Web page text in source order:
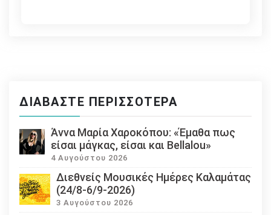
ΔΙΑΒΆΣΤΕ ΠΕΡΙΣΣΌΤΕΡΑ
Άννα Μαρία Χαροκόπου: «Έμαθα πως
είσαι μάγκας, είσαι και Bellalou»
4 Αυγούστου 2026
Διεθνείς Μουσικές Ημέρες Καλαμάτας
(24/8-6/9-2026)
3 Αυγούστου 2026